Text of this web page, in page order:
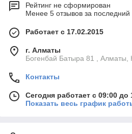
Рейтинг не сформирован
Менее 5 отзывов за последний
Работает с 17.02.2015
г. Алматы
Богенбай Батыра 81 , Алматы,
Контакты
Сегодня работает с 09:00 до
Показать весь график